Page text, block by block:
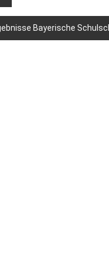
Bayerische